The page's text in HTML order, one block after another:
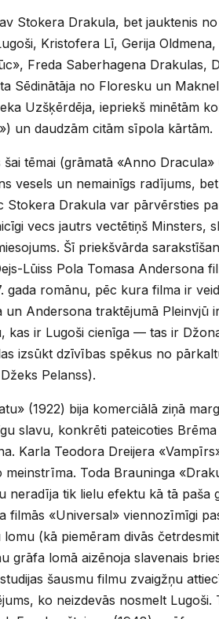
Stokera Drakula, bet jauktenis
Kristofera Lī, Gerija
Freda Saberhagena Drakulas,
Sēdinātāja no Floresku un
Uzšķērdēja, iepriekš minētām
un daudzām citām sīpola kārtām.
tēmai (grāmatā «Anno
vesels un nemainīgs radījums,
Stokera Drakula var pārvērsties
vecs jautrs vectētiņš Minsters,
Šī priekšvārda
Lūiss Pola Tomasa Andersona
gada romānu, pēc kura filma ir
un Andersona traktējumā Pleinvjū
kas ir Lugoši cienīga — tas ir
izsūkt dzīvības spēkus no
Pelanss).
(1922) bija komerciālā ziņā
slavu, konkrēti pateicoties
Karla Teodora Dreijera
Toda Brauninga
tik lielu efektu kā tā paša
filmās «Universal» viennozīmīgi
(kā piemēram divās
grāfa lomā aizēnoja slavenais
šausmu filmu zvaigžņu
ko neizdevās nosmelt